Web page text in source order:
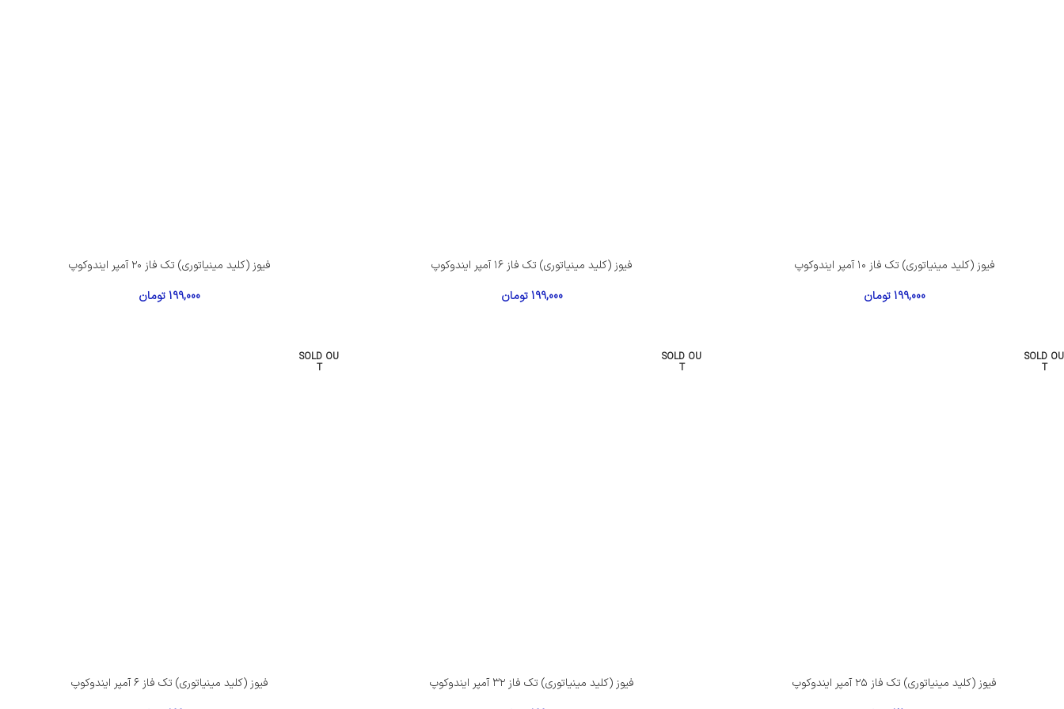
فیوز (کلید مینیاتوری) تک فاز ۱۰ آمپر ایندوکوپ
199,000تومان
فیوز (کلید مینیاتوری) تک فاز ۱۶ آمپر ایندوکوپ
199,000تومان
فیوز (کلید مینیاتوری) تک فاز ۲۰ آمپر ایندوکوپ
199,000تومان
SOLD OU
T
فیوز (کلید مینیاتوری) تک فاز ۲۵ آمپر ایندوکوپ
SOLD OU
T
فیوز (کلید مینیاتوری) تک فاز ۳۲ آمپر ایندوکوپ
SOLD OU
T
فیوز (کلید مینیاتوری) تک فاز ۶ آمپر ایندوکوپ